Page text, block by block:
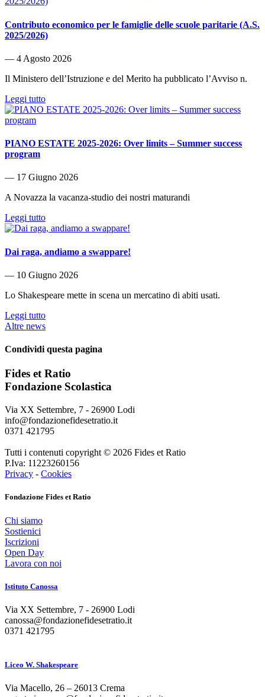
Contributo economico per le famiglie delle scuole paritarie (A.S.
2025/2026)
― 4 Agosto 2026
Il Ministero dell’Istruzione e del Merito ha pubblicato l’Avviso n.
Leggi tutto
PIANO ESTATE 2025-2026: Over limits – Summer success
program
― 17 Giugno 2026
A Novazza la vacanza-studio dei nostri maturandi
Leggi tutto
Dai raga, andiamo a swappare!
― 10 Giugno 2026
Lo Shakespeare mette in scena un mercatino di abiti usati.
Leggi tutto
Altre news
Condividi questa pagina
Fides et Ratio
Fondazione Scolastica
Via XX Settembre, 7 ‐ 26900 Lodi
info@fondazionefidesetratio.it
0371 421795
Tutti i contenuti copyright © 2026 Fides et Ratio
P.Iva: 11223260156
Privacy - Cookies
Fondazione Fides et Ratio
Chi siamo
Sostienici
Iscrizioni
Open Day
Lavora con noi
Istituto Canossa
Via XX Settembre, 7 ‐ 26900 Lodi
canossa@fondazionefidesetratio.it
0371 421795
Liceo W. Shakespeare
Via Macello, 26 – 26013 Crema